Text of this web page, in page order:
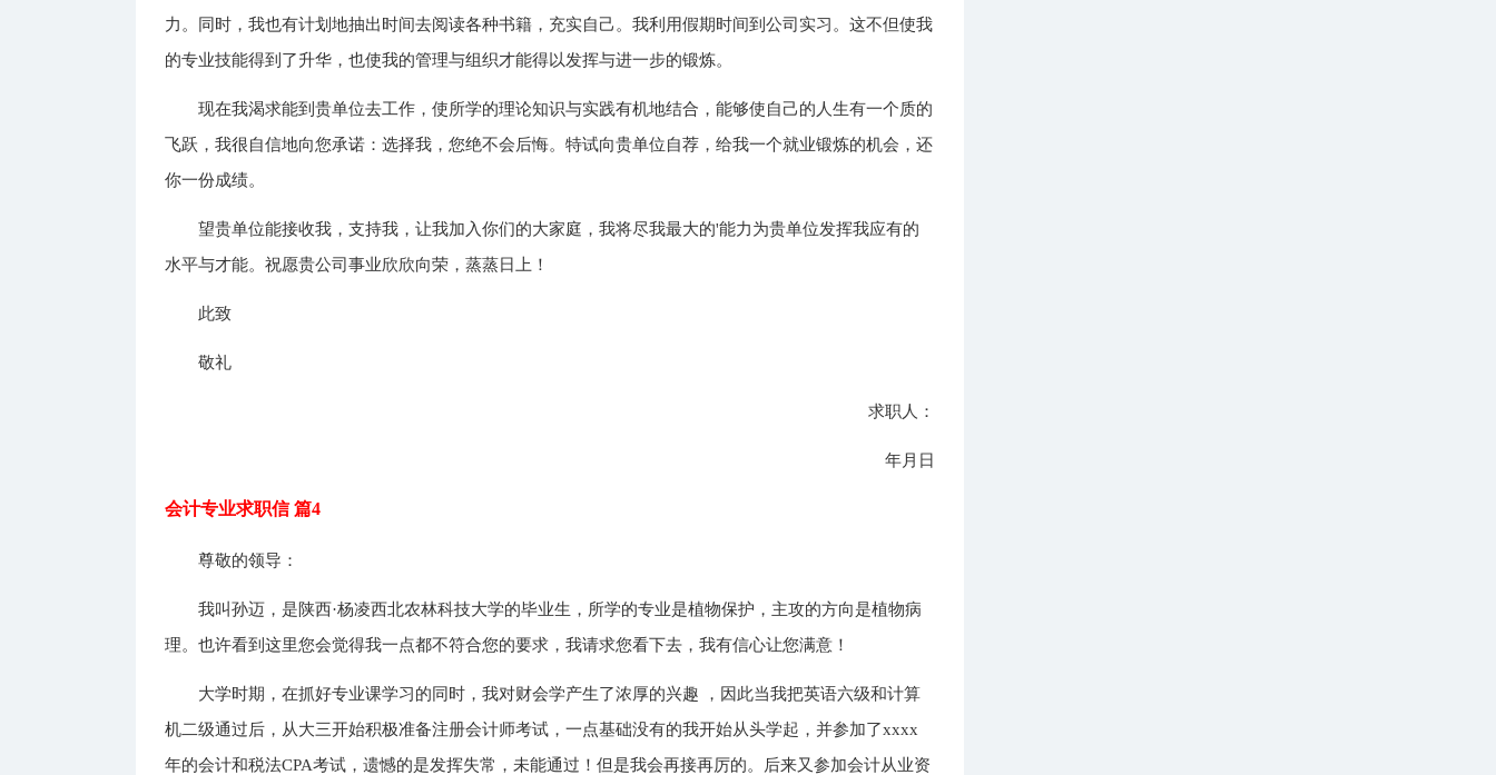
力。同时，我也有计划地抽出时间去阅读各种书籍，充实自己。我利用假期时间到公司实习。这不但使我
的专业技能得到了升华，也使我的管理与组织才能得以发挥与进一步的锻炼。
现在我渴求能到贵单位去工作，使所学的理论知识与实践有机地结合，能够使自己的人生有一个质的
飞跃，我很自信地向您承诺：选择我，您绝不会后悔。特试向贵单位自荐，给我一个就业锻炼的机会，还
你一份成绩。
望贵单位能接收我，支持我，让我加入你们的大家庭，我将尽我最大的'能力为贵单位发挥我应有的
水平与才能。祝愿贵公司事业欣欣向荣，蒸蒸日上！
此致
敬礼
求职人：
年月日
会计专业求职信 篇4
尊敬的领导：
我叫孙迈，是陕西·杨凌西北农林科技大学的毕业生，所学的专业是植物保护，主攻的方向是植物病
理。也许看到这里您会觉得我一点都不符合您的要求，我请求您看下去，我有信心让您满意！
大学时期，在抓好专业课学习的同时，我对财会学产生了浓厚的兴趣 ，因此当我把英语六级和计算
机二级通过后，从大三开始积极准备注册会计师考试，一点基础没有的我开始从头学起，并参加了xxxx
年的会计和税法CPA考试，遗憾的是发挥失常，未能通过！但是我会再接再厉的。后来又参加会计从业资